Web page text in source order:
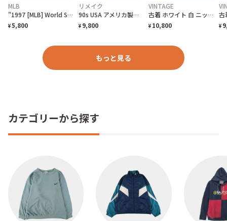
MLB
"1997 [MLB] World Series Cleveland Indians vs Florida Marlins" T-Shirt [XL]
¥5,800
リメイク
90s USA アメリカ製 限定Hブロード リメイク クラスターアートL
¥ 9,800
VINTAGE
古着 ホワイト 白 ニットポロ ポロシャツ 半袖ポロシャツ プルオーバー
¥ 10,800 ¥
もっと見る
カテゴリーから探す